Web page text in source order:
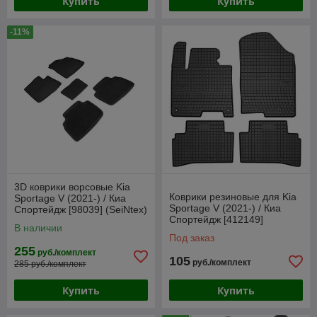
-11%
3D коврики ворсовые Kia
Sportage V (2021-) / Киа
Спортейдж [98039] (SeiNtex)
В наличии
255 руб./комплект
285 руб./комплект
Купить
Коврики резиновые для Kia
Sportage V (2021-) / Киа
Спортейдж [412149]
Под заказ
105 руб./комплект
Купить